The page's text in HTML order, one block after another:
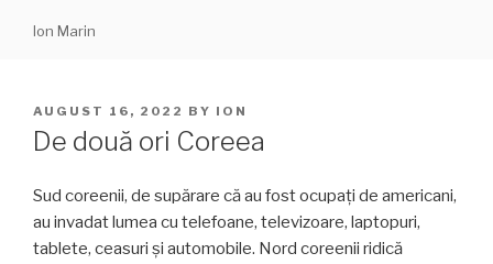
Ion Marin
POSTED
ON
AUGUST 16, 2022 BY ION
De două ori Coreea
Sud coreenii, de supărare că au fost ocupați de americani,
au invadat lumea cu telefoane, televizoare, laptopuri,
tablete, ceasuri și automobile. Nord coreenii ridică